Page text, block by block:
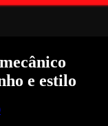
e estilo